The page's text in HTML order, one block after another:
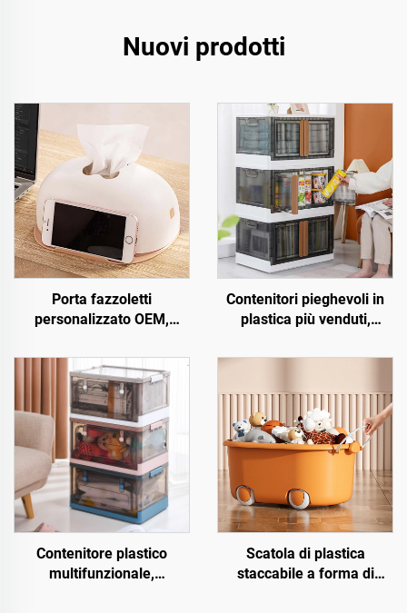
Nuovi prodotti
Porta fazzoletti
personalizzato OEM,
da tavolo con supporto per
telefono cellulare, vendita
all'ingrosso
Contenitori pieghevoli in
plastica più venduti,
multifunzionali, contenitori
giocattoli, libri
Contenitore plastico
multifunzionale,
Scatola di plastica
staccabile a forma di